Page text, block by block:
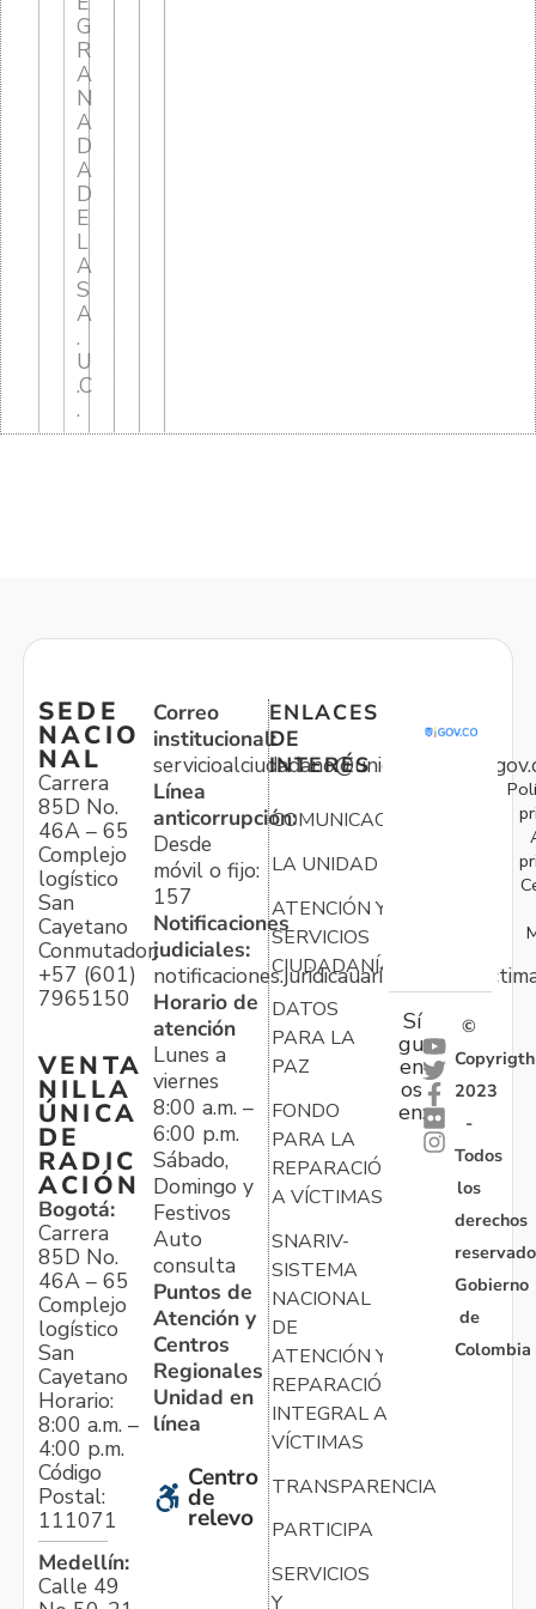
G
R
A
N
A
D
A
D
E
L
A
S
A
.
U
.C
.
SEDE
NACIO
NAL
Carrera
85D No.
46A – 65
Complejo
logístico
San
Cayetano
Conmutador:
+57 (601)
7965150
VENTA
NILLA
ÚNICA
DE
RADIC
ACIÓN
Bogotá:
Carrera
85D No.
46A – 65
Complejo
logístico
San
Cayetano
Horario:
8:00 a.m. –
4:00 p.m.
Código
Postal:
111071
Medellín:
Calle 49
Correo
institucional:
Línea
anticorrupción:
Desde
móvil o fijo:
157
Notificaciones
judiciales:
Horario de
atención
Lunes a
viernes
8:00 a.m. –
6:00 p.m.
Sábado,
Domingo y
Festivos
Auto
consulta
Puntos de
Atención y
Centros
Regionales
Unidad en
línea
Centro
de
relevo
ENLACES
DE
INTERÉS
COMUNICACIONES
LA UNIDAD
ATENCIÓN Y
SERVICIOS
CIUDADANÍA
DATOS
PARA LA
PAZ
FONDO
PARA LA
REPARACIÓN
A VÍCTIMAS
SNARIV-
SISTEMA
NACIONAL
DE
ATENCIÓN Y
REPARACIÓN
INTEGRAL A
VÍCTIMAS
TRANSPARENCIA
PARTICIPA
SERVICIOS
Y
Sí
gu
en
os
en:
©
Copyrigth
2023
-
Todos
los
derechos
Gobierno
de
Colombia